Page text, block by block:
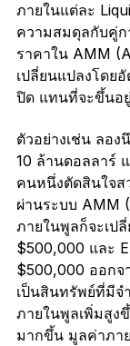
ภายในแต่ละ
ความสมดุลกับคู่
ราคาใน AMM
เปลี่ยนแปลงโดย
ปิด แทนที่จะขึ้นอ
ตัวอย่างเช่น ลอ
10 ล้านดอลลาร์
คนหนึ่งตัดสินใจส
ผ่านระบบ AMM
ภายในพูลก็จะเป
$500,000 และ
$500,000 ออกจ
เป็นสินทรัพย์ที่มีจ
ภายในพูลเพิ่มสูง
มากขึ้น มูลค่าภา